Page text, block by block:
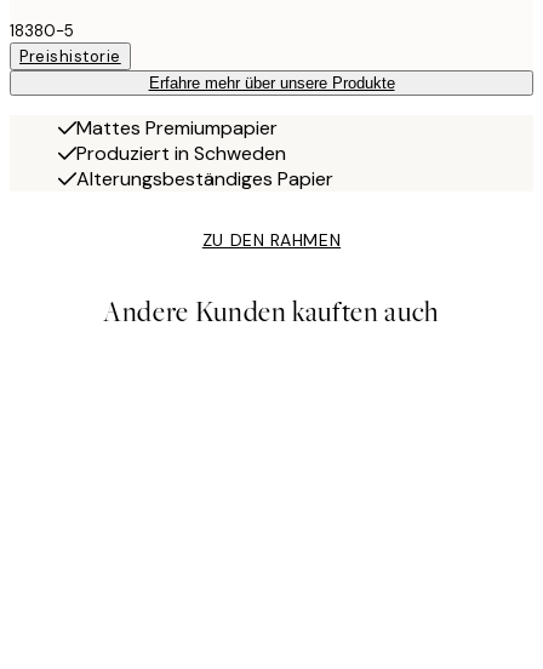
18380-5
Preishistorie
Erfahre mehr über unsere Produkte
Mattes Premiumpapier
Produziert in Schweden
Alterungsbeständiges Papier
ZU DEN RAHMEN
Andere Kunden kauften auch